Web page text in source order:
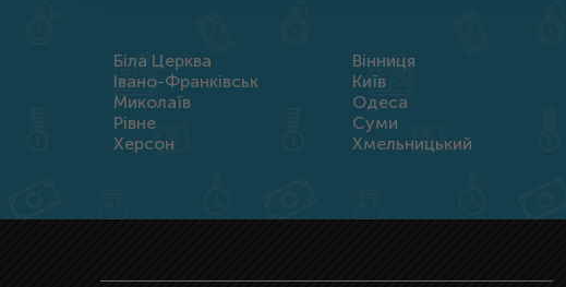
Біла Церква Вінниця
Івано-Франківськ
Київ
Миколаїв
Одеса
Рівне
Суми
Херсон
Хмельницький